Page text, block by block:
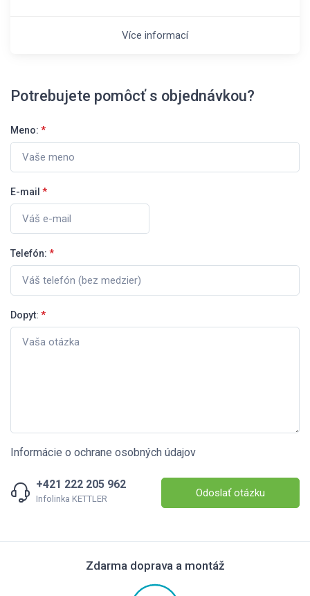
Více informací
Potrebujete pomôcť s objednávkou?
Meno: *
E-mail *
Telefón: *
Dopyt: *
Informácie o ochrane osobných údajov
+421 222 205 962
Infolinka KETTLER Odoslať otázku
Zdarma doprava a montáž